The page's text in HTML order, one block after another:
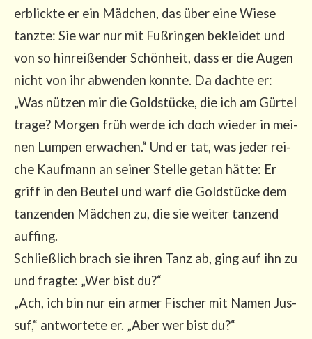
erblick­te er ein Mäd­chen, das über eine Wie­se
tanz­te: Sie war nur mit Fuß­rin­gen beklei­det und
von so hin­rei­ßen­der Schön­heit, dass er die Augen
nicht von ihr abwen­den konn­te. Da dach­te er:
„Was nüt­zen mir die Gold­stü­cke, die ich am Gür­tel
tra­ge? Mor­gen früh wer­de ich doch wie­der in mei­
nen Lum­pen erwa­chen.“ Und er tat, was jeder rei­
che Kauf­mann an sei­ner Stel­le getan hät­te: Er
griff in den Beu­tel und warf die Gold­stü­cke dem
tan­zen­den Mäd­chen zu, die sie wei­ter tan­zend
auf­fing.
Schließ­lich brach sie ihren Tanz ab, ging auf ihn zu
und frag­te: „Wer bist du?“
„Ach, ich bin nur ein armer Fischer mit Namen Jus­
suf,“ ant­wor­te­te er. „Aber wer bist du?“